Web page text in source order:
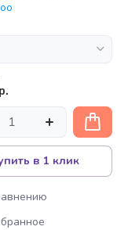
р.
в 1 клик